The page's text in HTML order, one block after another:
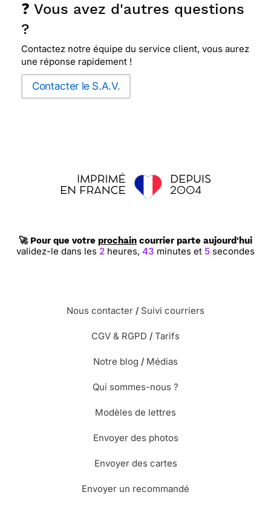
❓ Vous avez d'autres questions
?
Contactez notre équipe du service client, vous aurez
une réponse rapidement !
Contacter le S.A.V.
🚀 Pour que votre prochain courrier parte aujourd'hui
validez-le dans les 2heures, 43 minutes et 4 secondes
Nous contacter / Suivi courriers
CGV & RGPD / Tarifs
Notre blog / Médias
Qui sommes-nous ?
Modèles de lettres
Envoyer des photos
Envoyer des cartes
Envoyer un recommandé